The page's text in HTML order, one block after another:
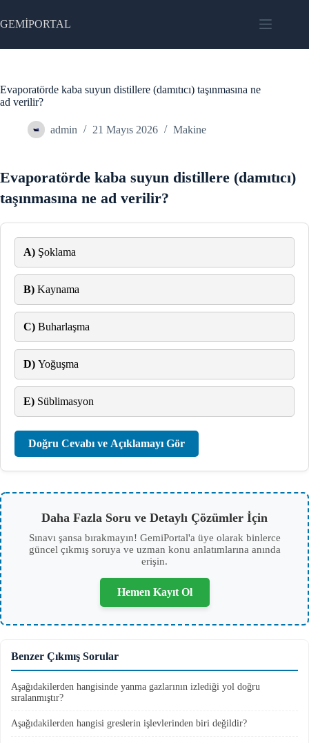
to
content
GEMİPORTAL
Evaporatörde kaba suyun distillere (damıtıcı) taşınmasına ne
ad verilir?
admin 21 Mayıs 2026 Makine
Evaporatörde kaba suyun distillere (damıtıcı)
taşınmasına ne ad verilir?
A) Şoklama
B) Kaynama
C) Buharlaşma
D) Yoğuşma
E) Süblimasyon
Doğru Cevabı ve Açıklamayı Gör
Daha Fazla Soru ve Detaylı Çözümler İçin
Sınavı şansa bırakmayın! GemiPortal'a üye olarak binlerce
güncel çıkmış soruya ve uzman konu anlatımlarına anında
erişin.
Hemen Kayıt Ol
Benzer Çıkmış Sorular
Aşağıdakilerden hangisinde yanma gazlarının izlediği yol doğru
sıralanmıştır?
Aşağıdakilerden hangisi greslerin işlevlerinden biri değildir?